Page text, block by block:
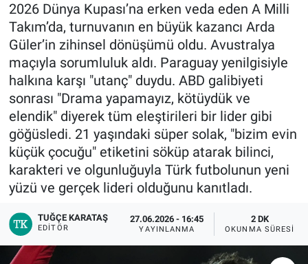
2026 Dünya Kupası’na erken veda eden A Milli
Takım’da, turnuvanın en büyük kazancı Arda
Güler’in zihinsel dönüşümü oldu. Avustralya
maçıyla sorumluluk aldı. Paraguay yenilgisiyle
halkına karşı "utanç" duydu. ABD galibiyeti
sonrası "Drama yapamayız, kötüydük ve
elendik" diyerek tüm eleştirileri bir lider gibi
göğüsledi. 21 yaşındaki süper solak, "bizim evin
küçük çocuğu" etiketini söküp atarak bilinci,
karakteri ve olgunluğuyla Türk futbolunun yeni
yüzü ve gerçek lideri olduğunu kanıtladı.
TUĞÇE KARATAŞ
EDITÖR
27.06.2026 - 16:45
YAYINLANMA
2 DK
OKUNMA SÜRESI
Keşfet
ASTROLOJİ
MANŞET
RESMİ İLANLAR
İLAN